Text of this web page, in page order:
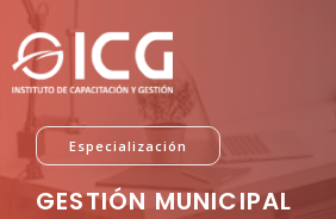
Especialización
GESTIÓN MUNICIPAL